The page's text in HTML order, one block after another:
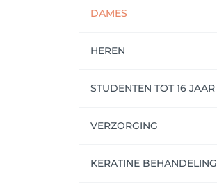
DAMES
HEREN
STUDENTEN TOT 16 JAAR
VERZORGING
KERATINE BEHANDELING